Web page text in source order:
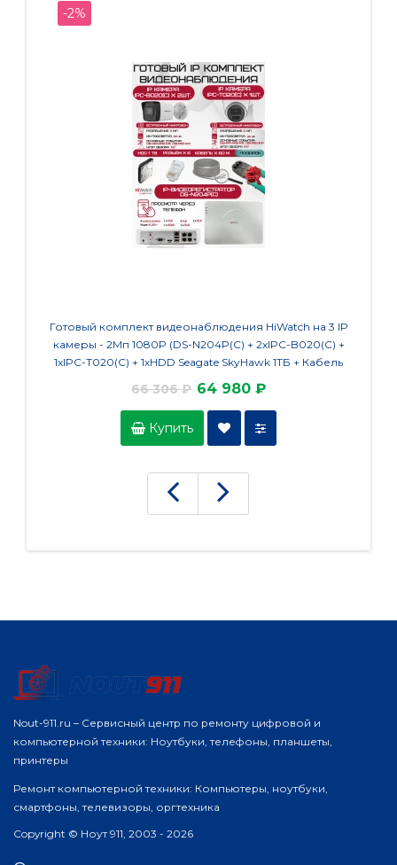
-2%
Готовый комплект видеонаблюдения HiWatch на 3 IP
камеры - 2Мп 1080P (DS-N204P(C) + 2xIPC-B020(C) +
1xIPC-T020(C) + 1хHDD Seagate SkyHawk 1ТБ + Кабель
66 306 ₽ 64 980 ₽
Купить
Nout-911.ru – Сервисный центр по ремонту цифровой и
компьютерной техники: Ноутбуки, телефоны, планшеты,
принтеры
Ремонт компьютерной техники: Компьютеры, ноутбуки,
смартфоны, телевизоры, оргтехника
Copyright © Ноут 911, 2003 - 2026